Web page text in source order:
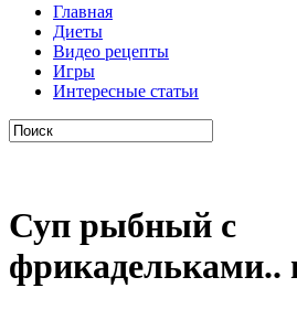
Главная
Диеты
Видео рецепты
Игры
Интересные статьи
Суп рыбный с
фрикадельками..